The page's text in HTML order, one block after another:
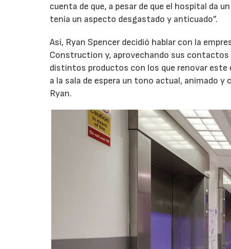
cuenta de que, a pesar de que el hospital da
tenía un aspecto desgastado y anticuado”.
Así, Ryan Spencer decidió hablar con la
Construction y, aprovechando sus contactos
distintos productos con los que renovar este
a la sala de espera un tono actual, animado
Ryan.